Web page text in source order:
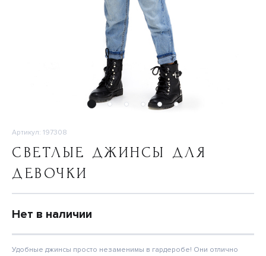
Артикул: 197308
СВЕТЛЫЕ ДЖИНСЫ ДЛЯ
ДЕВОЧКИ
Нет в наличии
Удобные джинсы просто незаменимы в гардеробе! Они отлично